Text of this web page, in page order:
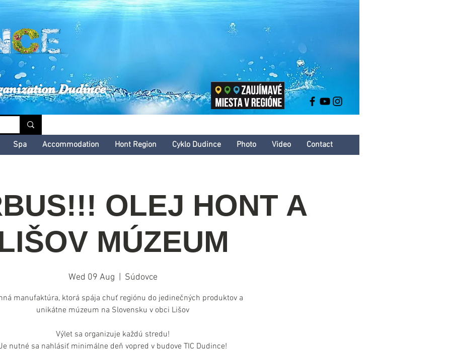
kultúrne leto
Dudince
Spa Accommodation Hont Region Cyklo Dudince Photo Video Contact
OLEJ HONT A
MÚZEUM
Wed 09 Aug Súdovce
manufaktúra, ktorá spája chuť regiónu do jedinečných produktov a
unikátne múzeum na Slovensku v obci Lišov
Výlet sa organizuje každú stredu!
nutné sa nahlásiť minimálne deň vopred v budove TIC Dudince!